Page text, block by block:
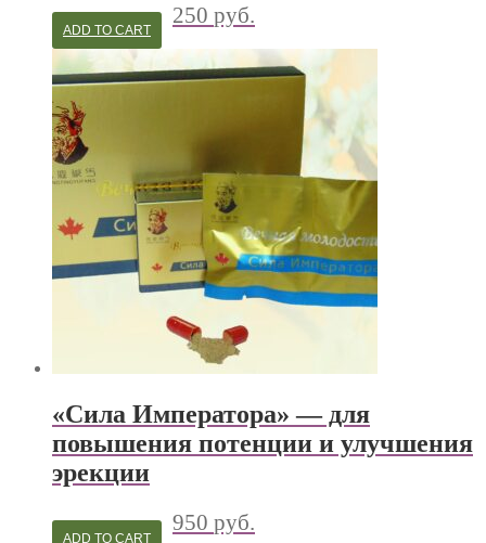
250 руб.
ADD TO CART
«Сила Императора» — для
повышения потенции и улучшения
эрекции
950 руб.
ADD TO CART